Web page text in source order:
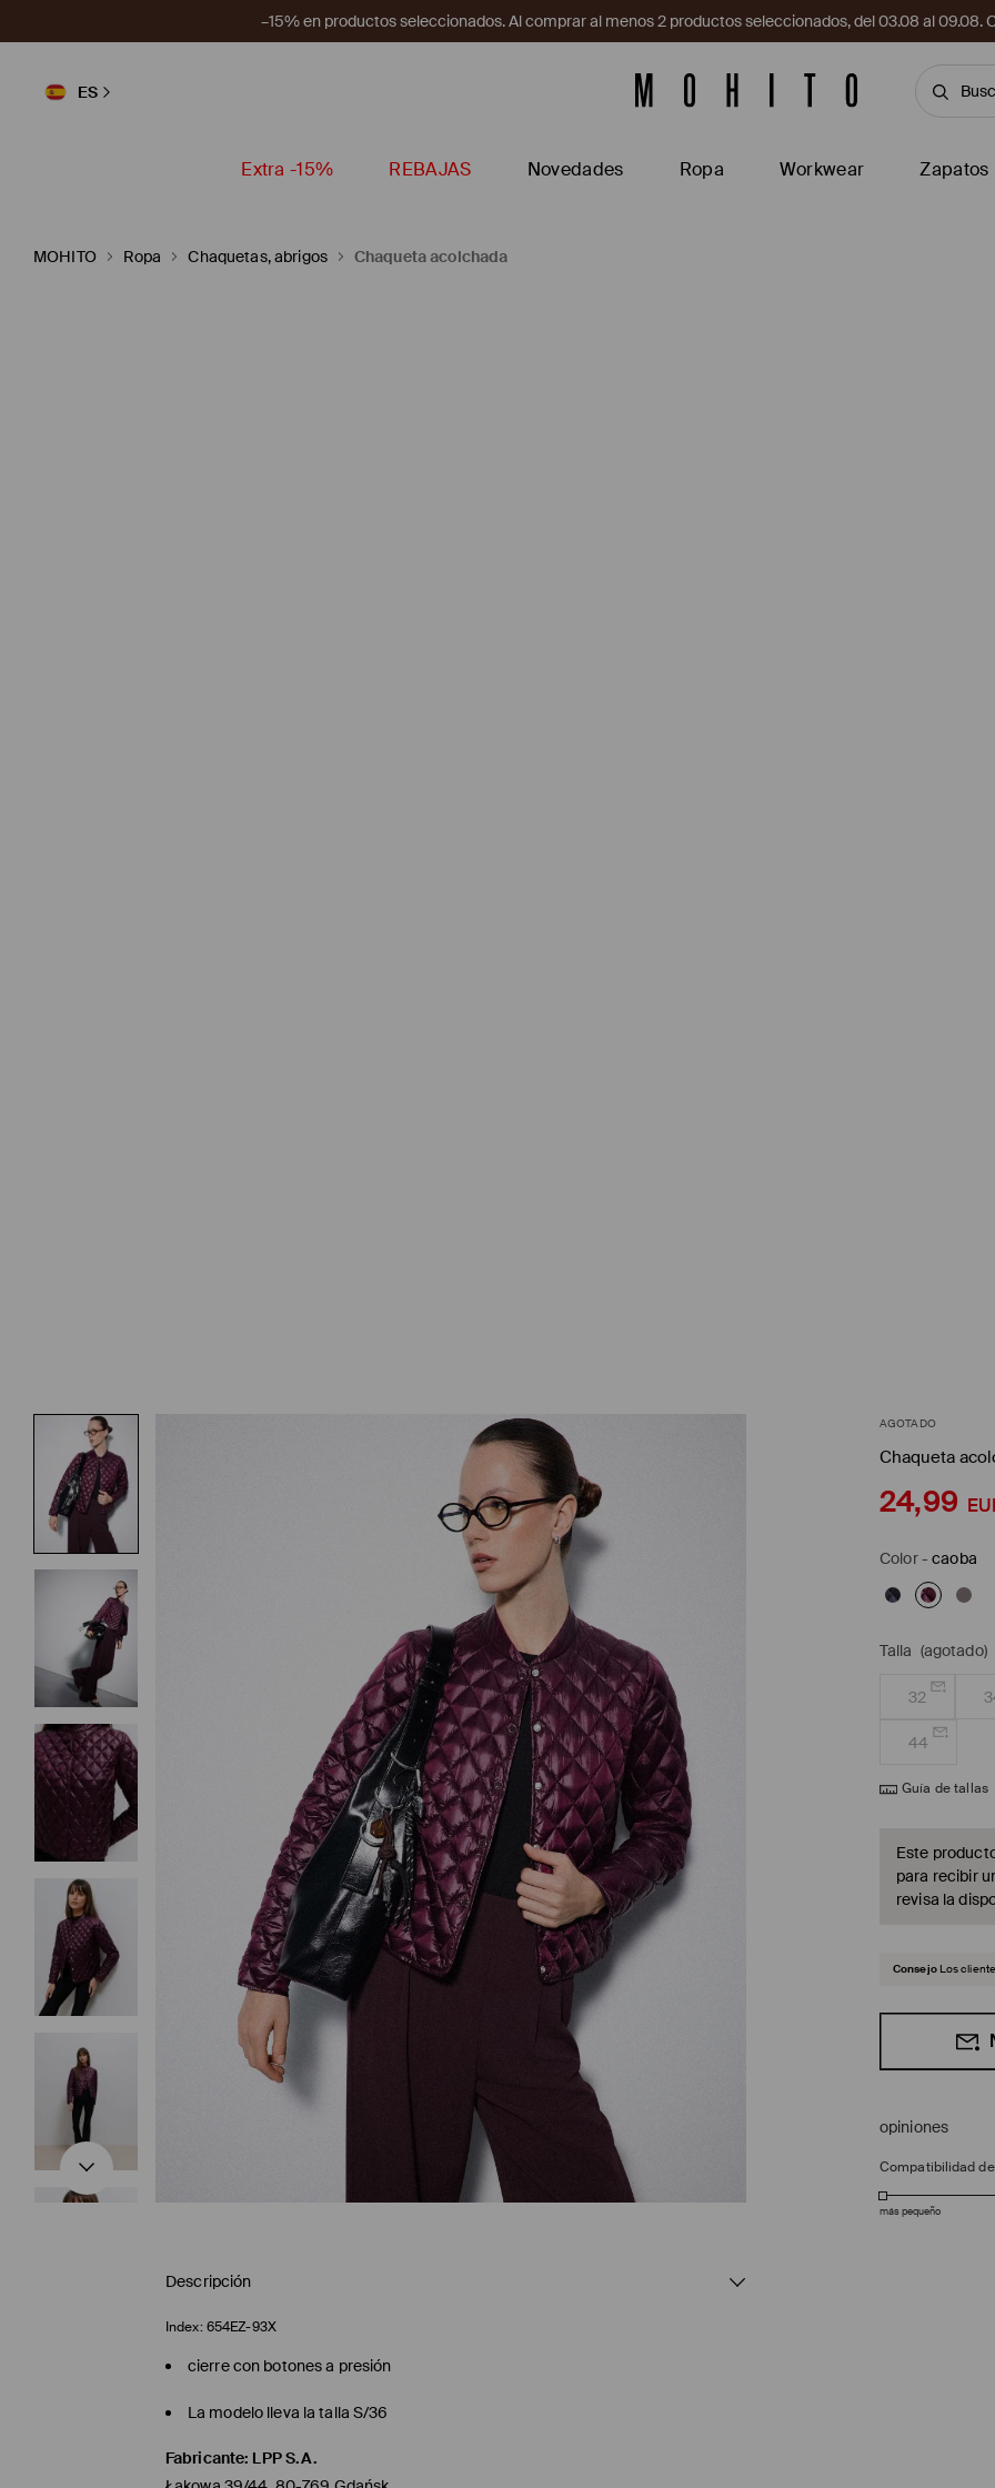
–15% en productos seleccionados. Al comprar al menos 2 productos seleccionados, del 03.08 al 09.08.
ES
Extra -15% REBAJAS Novedades Ropa Workwear Zapatos
MOHITO Ropa Chaquetas, abrigos Chaqueta acolchada
AGOTADO
Chaqueta
24,99
Color-caoba
Talla (agotado)
32
44
Guía de tallas
Este
para recibir
revisa la
Consejo Los
opiniones
Compatibilidad
más pequeño
Descripción
Index: 654EZ-93X
cierre con botones a presión
La modelo lleva la talla S/36
Fabricante: LPP S.A.